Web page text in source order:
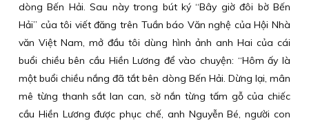
dòng Bến Hải. Sau này trong bút ký “Bây giờ đôi bờ Bến
Hải” của tôi viết đăng trên Tuần báo Văn nghệ của Hội Nhà
văn Việt Nam, mở đầu tôi dùng hình ảnh anh Hai của cái
buổi chiều bên cầu Hiền Lương để vào chuyện: “Hôm ấy là
một buổi chiều nắng đã tắt bên dòng Bến Hải. Dừng lại, mân
mê từng thanh sắt lan can, sờ nắn từng tấm gỗ của chiếc
cầu Hiền Lương được phục chế, anh Nguyễn Bé, người con